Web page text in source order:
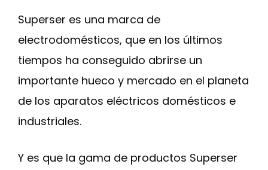
Superser es una marca de
electrodomésticos, que en los últimos
tiempos ha conseguido abrirse un
importante hueco y mercado en el planeta
de los aparatos eléctricos domésticos e
industriales.
Y es que la gama de productos Superser